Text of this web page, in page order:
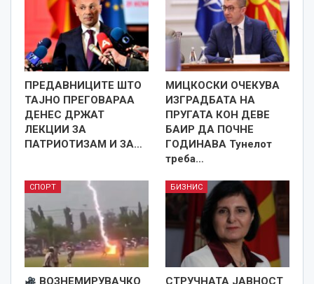
ПРЕДАВНИЦИТЕ ШТО
ТАЈНО ПРЕГОВАРАА
ДЕНЕС ДРЖАТ
ЛЕКЦИИ ЗА
ПАТРИОТИЗАМ И ЗА…
МИЦКОСКИ ОЧЕКУВА
ИЗГРАДБАТА НА
ПРУГАТА КОН ДЕВЕ
БАИР ДА ПОЧНЕ
ГОДИНАВА Тунелот
треба…
СПОРТ
ВОЗНЕМИРУВАЧКО
БИЗНИС
СТРУЧНАТА ЈАВНОСТ